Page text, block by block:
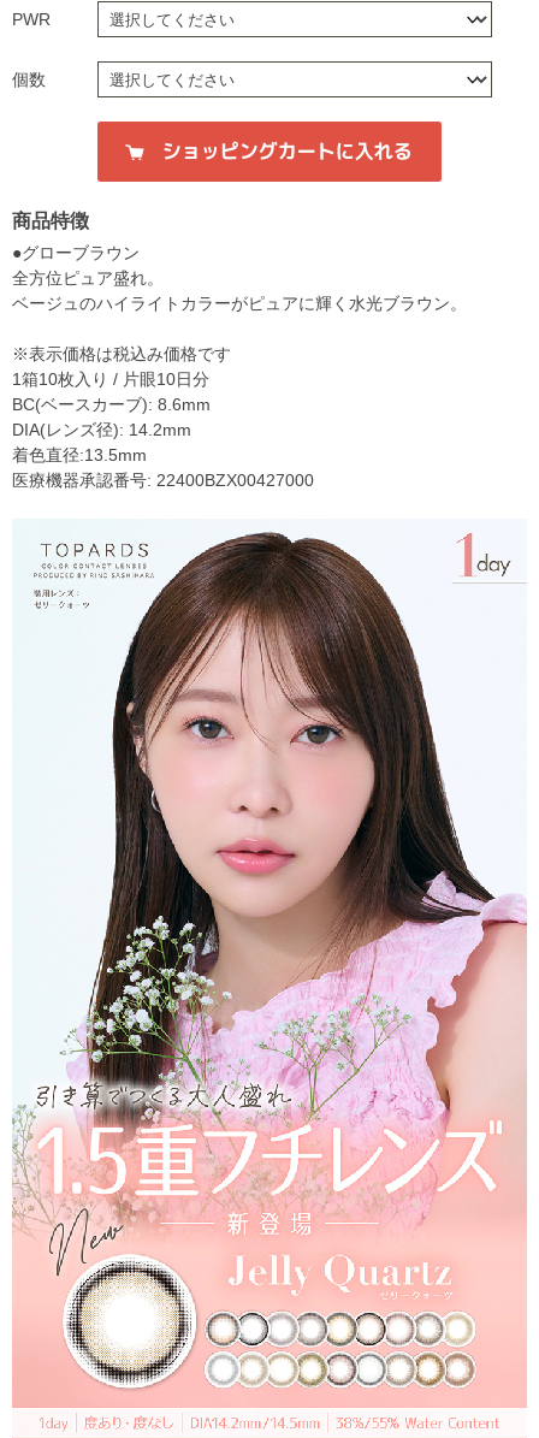
PWR
個数
商品特徴
●グローブラウン
全方位ピュア盛れ。
ベージュのハイライトカラーがピュアに輝く水光ブラウン。
※表示価格は税込み価格です
1箱10枚入り / 片眼10日分
BC(ベースカーブ): 8.6mm
DIA(レンズ径): 14.2mm
着色直径:13.5mm
医療機器承認番号: 22400BZX00427000